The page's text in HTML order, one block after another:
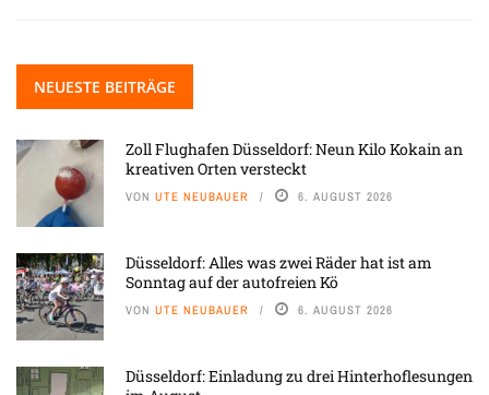
NEUESTE BEITRÄGE
Zoll Flughafen Düsseldorf: Neun Kilo Kokain an
kreativen Orten versteckt
VON UTE NEUBAUER 6. AUGUST 2026
Düsseldorf: Alles was zwei Räder hat ist am
Sonntag auf der autofreien Kö
VON UTE NEUBAUER 6. AUGUST 2026
Düsseldorf: Einladung zu drei Hinterhoflesungen